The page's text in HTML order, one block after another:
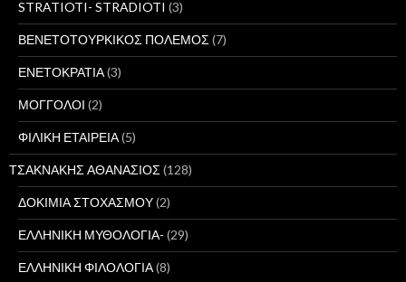
STRATIOTI- STRADIOTI (3)
ΒΕΝΕΤΟΤΟΥΡΚΙΚΟΣ ΠΟΛΕΜΟΣ (7)
ΕΝΕΤΟΚΡΑΤΙΑ(3)
ΜΟΓΓΟΛΟΙ (2)
ΦΙΛΙΚΗ ΕΤΑΙΡΕΙΑ(5)
ΤΣΑΚΝΑΚΗΣ ΑΘΑΝΑΣΙΟΣ (128)
ΔΟΚΙΜΙΑ ΣΤΟΧΑΣΜΟΥ(2)
ΕΛΛΗΝΙΚΗ ΜΥΘΟΛΟΓΙΑ- (29)
ΕΛΛΗΝΙΚΗ ΦΙΛΟΛΟΓΙΑ(8)